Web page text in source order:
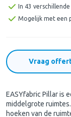
In 43
Mogelijk met een
Vraag
EASYfabric Pillar is
middelgrote
hoeken van de